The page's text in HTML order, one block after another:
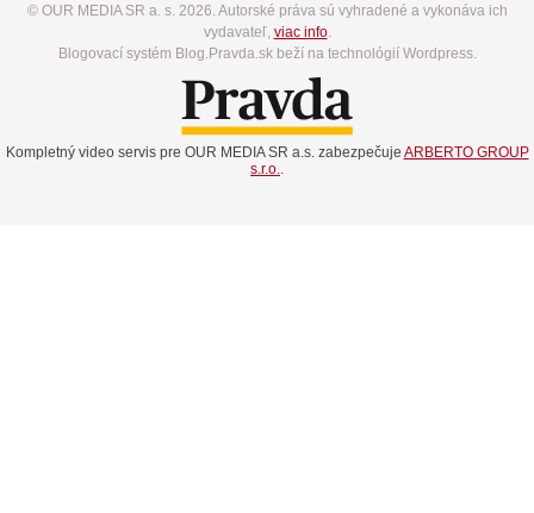
© OUR MEDIA SR a. s. 2026. Autorské práva sú vyhradené a vykonáva ich
vydavateľ, viac info.
Blogovací systém Blog.Pravda.sk beží na technológií Wordpress.
Kompletný video servis pre OUR MEDIA SR a.s. zabezpečuje ARBERTO GROUP
s.r.o..